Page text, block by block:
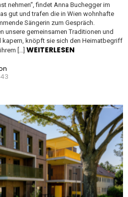
nehmen“, findet Anna Buchegger im
gut und trafen die in Wien wohnhafte
Sängerin zum Gespräch.
unsere gemeinsamen Traditionen und
kapern, knöpft sie sich den Heimatbegriff
[…] WEITERLESEN